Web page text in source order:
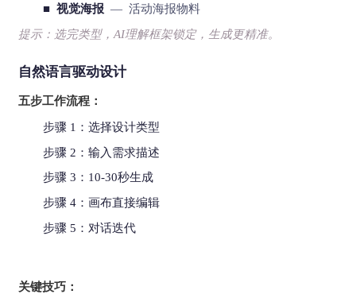
■ 视觉海报— 活动海报物料
提示：选完类型，AI理解框架锁定，生成更精准。
自然语言驱动设计
五步工作流程：
步骤 1：选择设计类型
步骤 2：输入需求描述
步骤 3：10-30秒生成
步骤 4：画布直接编辑
步骤 5：对话迭代
关键技巧：